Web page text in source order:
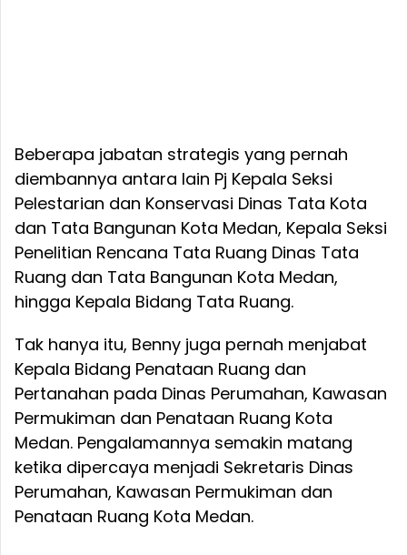
Beberapa jabatan strategis yang pernah
diembannya antara lain Pj Kepala Seksi
Pelestarian dan Konservasi Dinas Tata Kota
dan Tata Bangunan Kota Medan, Kepala Seksi
Penelitian Rencana Tata Ruang Dinas Tata
Ruang dan Tata Bangunan Kota Medan,
hingga Kepala Bidang Tata Ruang.
Tak hanya itu, Benny juga pernah menjabat
Kepala Bidang Penataan Ruang dan
Pertanahan pada Dinas Perumahan, Kawasan
Permukiman dan Penataan Ruang Kota
Medan. Pengalamannya semakin matang
ketika dipercaya menjadi Sekretaris Dinas
Perumahan, Kawasan Permukiman dan
Penataan Ruang Kota Medan.